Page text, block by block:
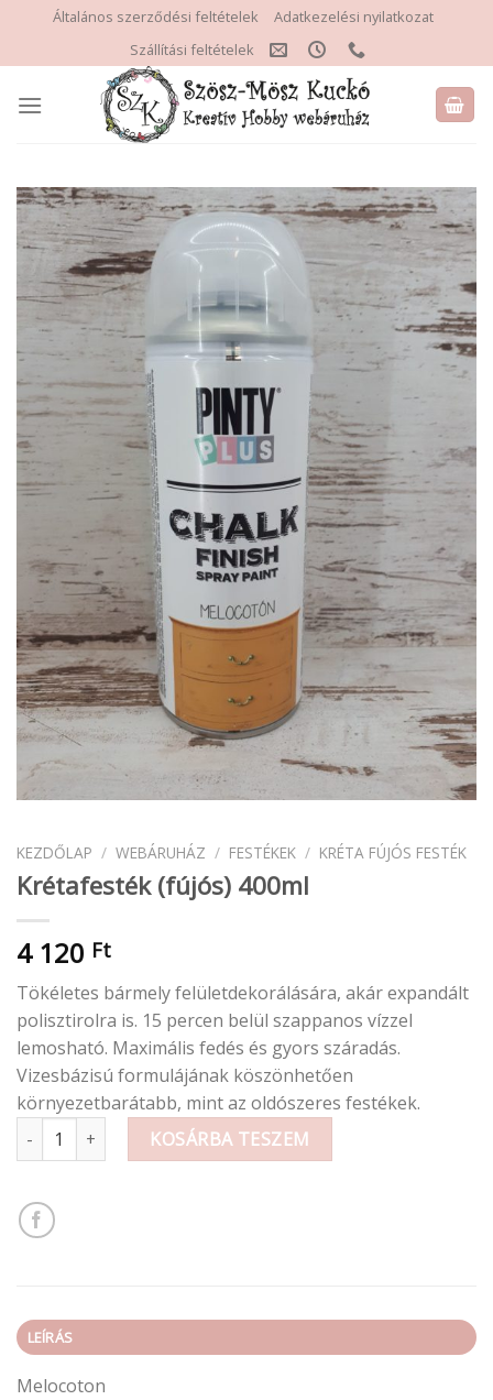
content
Általános szerződési feltételek
Adatkezelési nyilatkozat
Szállítási feltételek
KEZDŐLAP / WEBÁRUHÁZ / FESTÉKEK / KRÉTA FÚJÓS FESTÉK
Krétafesték (fújós) 400ml
4 120 Ft
Tökéletes bármely felületdekorálására, akár expandált
polisztirolra is. 15 percen belül szappanos vízzel
lemosható. Maximális fedés és gyors száradás.
Vizesbázisú formulájának köszönhetően
környezetbarátabb, mint az oldószeres festékek.
Krétafesték (fújós) 400ml mennyiség
KOSÁRBA TESZEM
LEÍRÁS
Melocoton